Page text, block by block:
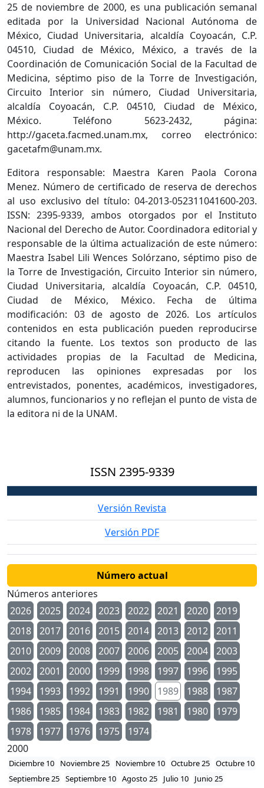
25 de noviembre de 2000, es una publicación semanal
editada por la Universidad Nacional Autónoma de
México, Ciudad Universitaria, alcaldía Coyoacán, C.P.
04510, Ciudad de México, México, a través de la
Coordinación de Comunicación Social de la Facultad de
Medicina, séptimo piso de la Torre de Investigación,
Circuito Interior sin número, Ciudad Universitaria,
alcaldía Coyoacán, C.P. 04510, Ciudad de México,
México. Teléfono 5623-2432, página:
http://gaceta.facmed.unam.mx, correo electrónico:
gacetafm@unam.mx.
Editora responsable: Maestra Karen Paola Corona
Menez. Número de certificado de reserva de derechos
al uso exclusivo del título: 04-2013-052311041600-203.
ISSN: 2395-9339, ambos otorgados por el Instituto
Nacional del Derecho de Autor. Coordinadora editorial y
responsable de la última actualización de este número:
Maestra Isabel Lili Wences Solórzano, séptimo piso de
la Torre de Investigación, Circuito Interior sin número,
Ciudad Universitaria, alcaldía Coyoacán, C.P. 04510,
Ciudad de México, México. Fecha de última
modificación: 03 de agosto de 2026. Los artículos
contenidos en esta publicación pueden reproducirse
citando la fuente. Los textos son producto de las
actividades propias de la Facultad de Medicina,
reproducen las opiniones expresadas por los
entrevistados, ponentes, académicos, investigadores,
alumnos, funcionarios y no reflejan el punto de vista de
la editora ni de la UNAM.
ISSN 2395-9339
Versión Revista
Versión PDF
Número actual
Números anteriores
2026
2025 2024 2023 2022 2021 2020
2019
2018
2017 2016 2015 2014 2013 2012
2011
2010
2009 2008 2007 2006 2005 2004
2003
2002
2001 2000 1999 1998 1997 1996
1995
1994
1993 1992 1991 1990 1989 1988
1987
1986
1985 1984 1983 1982 1981 1980
1979
1978
1977 1976 1975
1974
2000
Diciembre 10 Noviembre 25 Noviembre 10 Octubre 25 Octubre 10
Septiembre 25 Septiembre 10 Agosto 25 Julio 10
Junio 25